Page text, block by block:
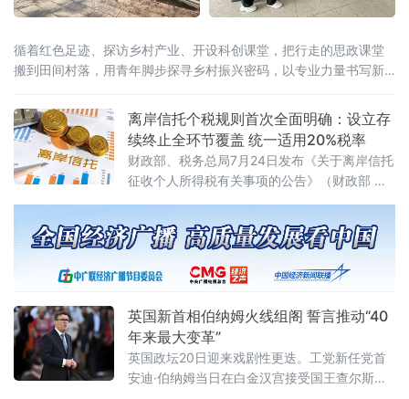
循着红色足迹、探访乡村产业、开设科创课堂，把行走的思政课堂
搬到田间村落，用青年脚步探寻乡村振兴密码，以专业力量书写新
员跟随讲解员重
离岸信托个税规则首次全面明确：设立存
续终止全环节覆盖 统一适用20%税率
财政部、税务总局7月24日发布《关于离岸信托
征收个人所得税有关事项的公告》（财政部 税
务总局公告2026年第21号），首次系统明确离
岸信托设立、存续、终止清算全环节的个人所
得税征管规则。根据公告，个人将财产装入离
岸信托以及通过离岸信托取得收益，均属于个
人所得税法规定的应税所得，应当依法申报纳
财富代际传承、跨境资产配置及风险管理
英国新首相伯纳姆火线组阁 誓言推动“40
年来最大变革”
英国政坛20日迎来戏剧性更迭。工党新任党首
安迪·伯纳姆当日在白金汉宫接受国王查尔斯三